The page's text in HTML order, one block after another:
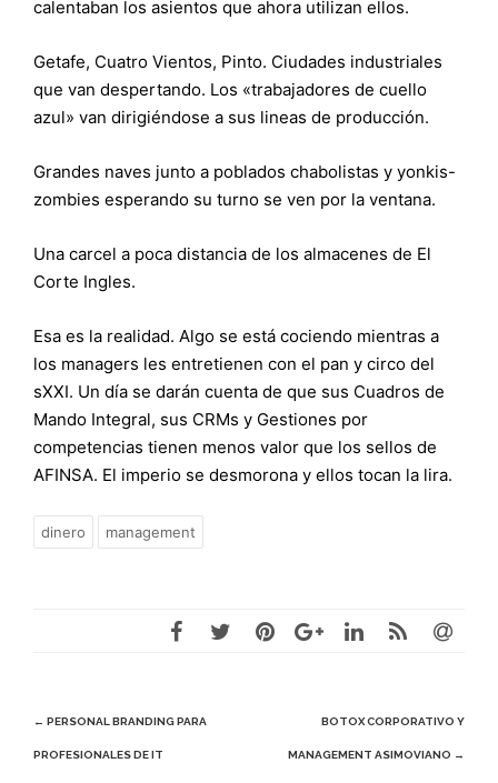
calentaban los asientos que ahora utilizan ellos.
Getafe, Cuatro Vientos, Pinto. Ciudades industriales
que van despertando. Los «trabajadores de cuello
azul» van dirigiéndose a sus lineas de producción.
Grandes naves junto a poblados chabolistas y yonkis-
zombies esperando su turno se ven por la ventana.
Una carcel a poca distancia de los almacenes de El
Corte Ingles.
Esa es la realidad. Algo se está cociendo mientras a
los managers les entretienen con el pan y circo del
sXXI. Un día se darán cuenta de que sus Cuadros de
Mando Integral, sus CRMs y Gestiones por
competencias tienen menos valor que los sellos de
AFINSA. El imperio se desmorona y ellos tocan la lira.
dinero management
Navegación
de
← PERSONAL BRANDING PARA
PROFESIONALES DE IT
BOTOX CORPORATIVO Y
MANAGEMENT ASIMOVIANO →